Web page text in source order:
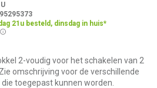
21u besteld, dinsdag in huis*
2-voudig voor het schakelen van 2
omschrijving voor de verschillende
toegepast kunnen worden.